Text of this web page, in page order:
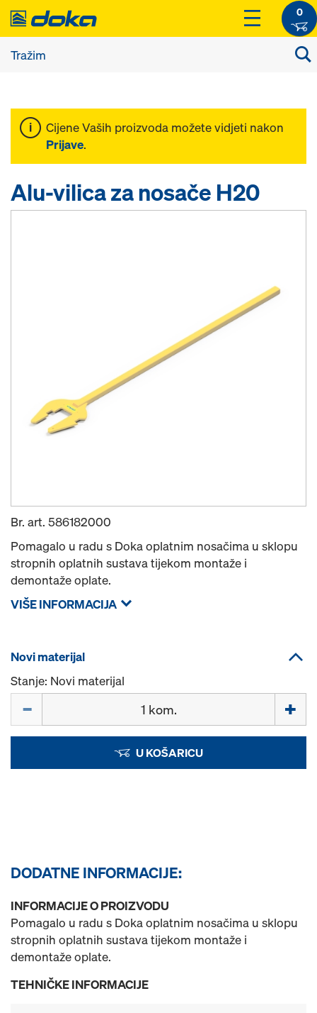
0
Cijene Vaših proizvoda možete vidjeti nakon
Prijave.
Alu-vilica za nosače H20
Br. art. 586182000
Pomagalo u radu s Doka oplatnim nosačima u sklopu
stropnih oplatnih sustava tijekom montaže i
demontaže oplate.
VIŠE INFORMACIJA
Novi materijal
Stanje: Novi materijal
U KOŠARICU
DODATNE INFORMACIJE:
INFORMACIJE O PROIZVODU
Pomagalo u radu s Doka oplatnim nosačima u sklopu
stropnih oplatnih sustava tijekom montaže i
demontaže oplate.
TEHNIČKE INFORMACIJE